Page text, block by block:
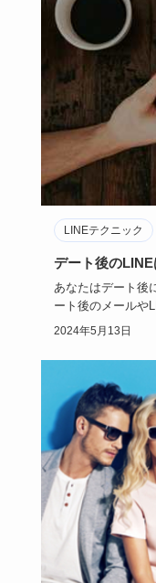
LINEテクニック
デート後の
あなたはデート後
ート後のメールや
手から…
2024年5月13日